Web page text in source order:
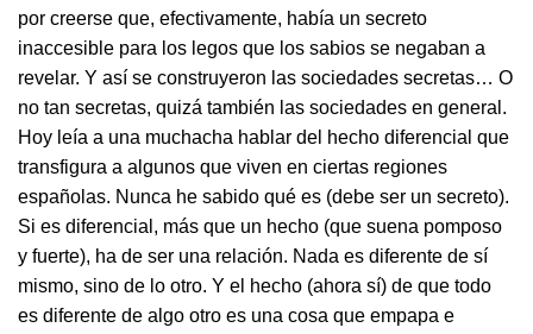
por creerse que, efectivamente, había un secreto
inaccesible para los legos que los sabios se negaban a
revelar. Y así se construyeron las sociedades secretas… O
no tan secretas, quizá también las sociedades en general.
Hoy leía a una muchacha hablar del hecho diferencial que
transfigura a algunos que viven en ciertas regiones
españolas. Nunca he sabido qué es (debe ser un secreto).
Si es diferencial, más que un hecho (que suena pomposo
y fuerte), ha de ser una relación. Nada es diferente de sí
mismo, sino de lo otro. Y el hecho (ahora sí) de que todo
es diferente de algo otro es una cosa que empapa e